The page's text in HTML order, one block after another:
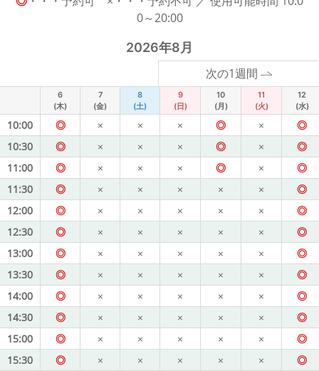
0～20:00
2026年8月
次の1週間
6
(木)
7
(金)
8
(土)
9
(日)
10
(月)
11
(火)
12
(水)
10:00 ◎ × × × ◎ ×
◎
10:30
◎ × × × ◎ ×
◎
11:00
◎ × × × ◎ ×
◎
11:30
◎ × × × × ×
◎
12:00
◎ × × × × ×
◎
12:30
◎ × × × × ×
◎
13:00
◎ × × × × ×
◎
13:30
◎ × × × × ×
◎
14:00
◎ × × × × ×
◎
14:30
◎ × × × × ×
◎
15:00
◎ × × × × ×
◎
15:30
◎ × × × × ×
◎